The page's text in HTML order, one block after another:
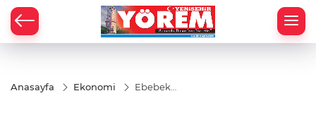
Anasayfa Ekonomi
Ebebek